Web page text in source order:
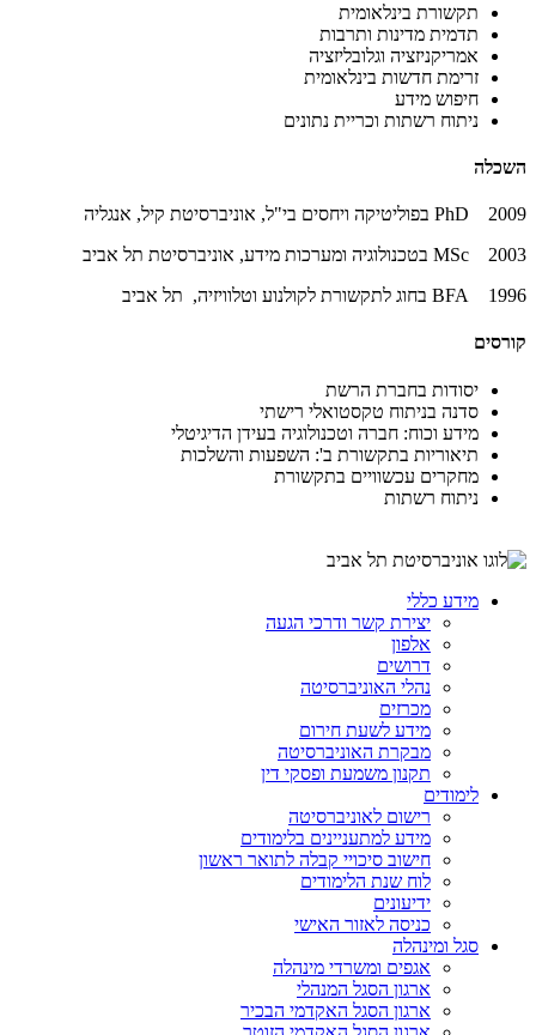
תקשורת בינלאומית
תדמית מדינות ותרבות
אמריקניזציה וגלובליזציה
זרימת חדשות בינלאומית
חיפוש מידע
ניתוח רשתות וכריית נתונים
השכלה
2009 PhD בפוליטיקה ויחסים בי"ל, אוניברסיטת קיל, אנגליה
2003 MSc בטכנולוגיה ומערכות מידע, אוניברסיטת תל אביב
1996 BFA בחוג לתקשורת לקולנוע וטלוויזיה, תל אביב
קורסים
יסודות בחברת הרשת
סדנה בניתוח טקסטואלי רישתי
מידע וכוח: חברה וטכנולוגיה בעידן הדיגיטלי
תיאוריות בתקשורת ב': השפעות והשלכות
מחקרים עכשוויים בתקשורת
ניתוח רשתות
מידע כללי
יצירת קשר ודרכי הגעה
אלפון
דרושים
נהלי האוניברסיטה
מכרזים
מידע לשעת חירום
מבקרת האוניברסיטה
תקנון משמעת ופסקי דין
לימודים
רישום לאוניברסיטה
מידע למתעניינים בלימודים
חישוב סיכויי קבלה לתואר ראשון
לוח שנת הלימודים
ידיעונים
כניסה לאזור האישי
סגל ומינהלה
אגפים ומשרדי מינהלה
ארגון הסגל המנהלי
ארגון הסגל האקדמי הבכיר